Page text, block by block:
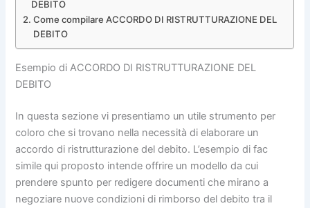
DEBITO
Come compilare ACCORDO DI RISTRUTTURAZIONE DEL
DEBITO
Esempio di ACCORDO DI RISTRUTTURAZIONE DEL
DEBITO
In questa sezione vi presentiamo un utile strumento per
coloro che si trovano nella necessità di elaborare un
accordo di ristrutturazione del debito. L’esempio di fac
simile qui proposto intende offrire un modello da cui
prendere spunto per redigere documenti che mirano a
negoziare nuove condizioni di rimborso del debito tra il